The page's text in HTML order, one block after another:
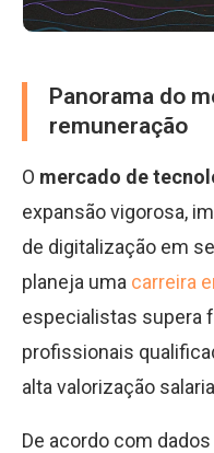
Panorama do
remuneração
O mercado de
expansão vigorosa,
de digitalização em
planeja uma carreira
especialistas supera
profissionais
alta valorização
De acordo com